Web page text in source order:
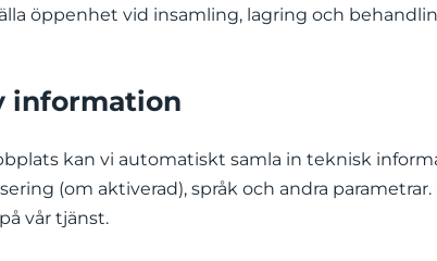
öppenhet vid insamling, lagring och
information
kan vi automatiskt samla in teknisk
(om aktiverad), språk och andra
vår tjänst.